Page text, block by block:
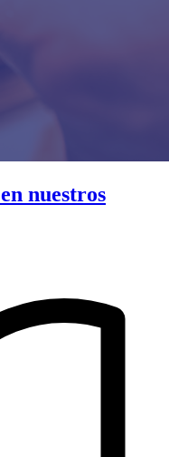
nuestros